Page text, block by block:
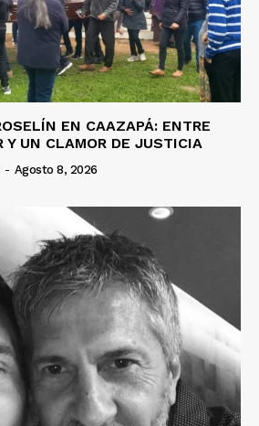
EN CAAZAPÁ: ENTRE
Y UN CLAMOR DE JUSTICIA
- Agosto 8, 2026